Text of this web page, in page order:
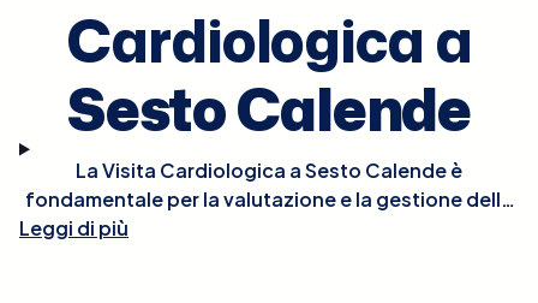
Cardiologica a
Sesto Calende
La Visita Cardiologica a Sesto Calende è
fondamentale per la valutazione e la gestione della
salute del cuore. Durante la visita, il cardiologo
Leggi di più